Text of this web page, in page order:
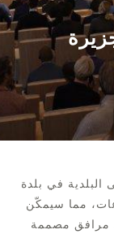
البلدية في بلدة
مما سيمكّن
مرافق مصممة